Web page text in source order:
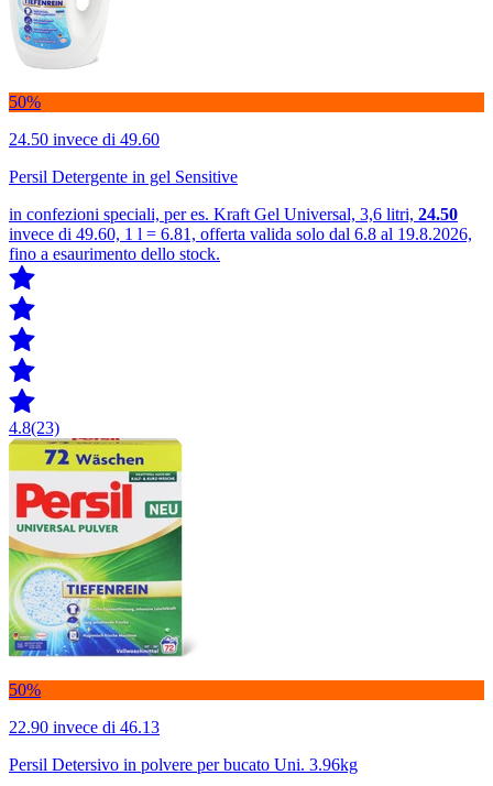
50%
24.50 invece di 49.60
Persil Detergente in gel Sensitive
in confezioni speciali, per es. Kraft Gel Universal, 3,6 litri, 24.50
invece di 49.60, 1 l = 6.81, offerta valida solo dal 6.8 al 19.8.2026,
fino a esaurimento dello stock.
4.8(23)
50%
22.90 invece di 46.13
Persil Detersivo in polvere per bucato Uni. 3.96kg